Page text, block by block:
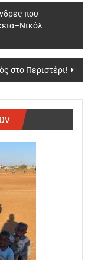
που
στο Περιστέρι!